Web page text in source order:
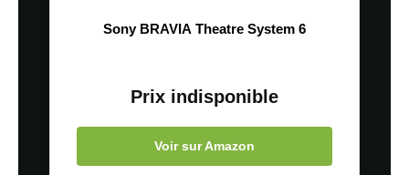
Sony BRAVIA Theatre System 6
Prix indisponible
Voir sur Amazon